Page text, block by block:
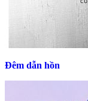
Đêm dẫn hồn